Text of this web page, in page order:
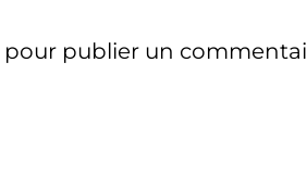
pour publier un